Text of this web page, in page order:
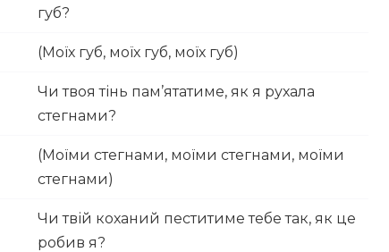
губ?
(Моїх губ, моїх губ, моїх губ)
Чи твоя тінь пам’ятатиме, як я рухала
стегнами?
(Моїми стегнами, моїми стегнами, моїми
стегнами)
Чи твій коханий пеститиме тебе так, як це
робив я?